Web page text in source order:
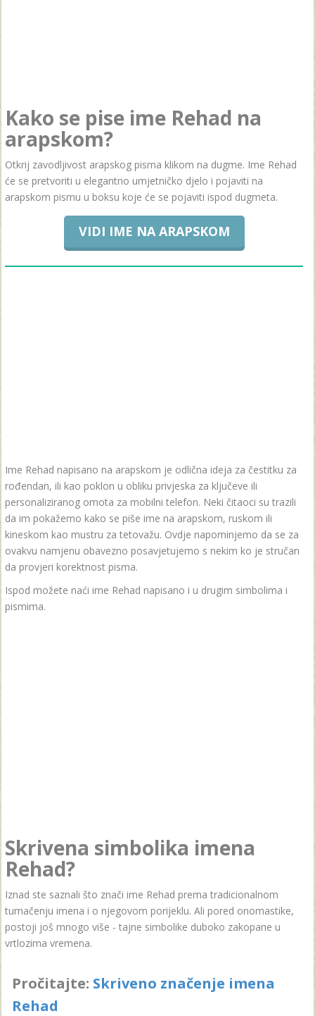
Kako se pise ime Rehad na
arapskom?
Otkrij zavodljivost arapskog pisma klikom na dugme. Ime Rehad
će se pretvoriti u elegantno umjetničko djelo i pojaviti na
arapskom pismu u boksu koje će se pojaviti ispod dugmeta.
VIDI IME NA ARAPSKOM
Ime Rehad napisano na arapskom je odlična ideja za čestitku za
rođendan, ili kao poklon u obliku privjeska za ključeve ili
personaliziranog omota za mobilni telefon. Neki čitaoci su trazili
da im pokažemo kako se piše ime na arapskom, ruskom ili
kineskom kao mustru za tetovažu. Ovdje napominjemo da se za
ovakvu namjenu obavezno posavjetujemo s nekim ko je stručan
da provjeri korektnost pisma.
Ispod možete naći ime Rehad napisano i u drugim simbolima i
pismima.
Skrivena simbolika imena
Rehad?
Iznad ste saznali što znači ime Rehad prema tradicionalnom
tumačenju imena i o njegovom porijeklu. Ali pored onomastike,
postoji još mnogo više - tajne simbolike duboko zakopane u
vrtlozima vremena.
Pročitajte: Skriveno značenje imena
Rehad